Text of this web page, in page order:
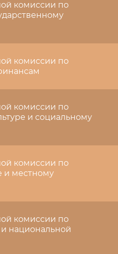
комиссии по
комиссии по
комиссии по
и социальному
комиссии по
и местному
комиссии по
национальной